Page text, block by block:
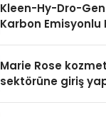
Kleen-Hy-Dro-Gen
Karbon Emisyonlu
Aldı
Marie Rose
sektörüne giriş